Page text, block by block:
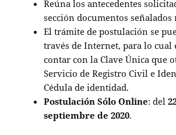
Reúna los antecedentes
sección documentos señalados
El trámite de postulación se
través de Internet, para lo cual
contar con la Clave Única que
Servicio de Registro Civil e
Cédula de identidad.
Postulación Sólo Online: del
septiembre de 2020.